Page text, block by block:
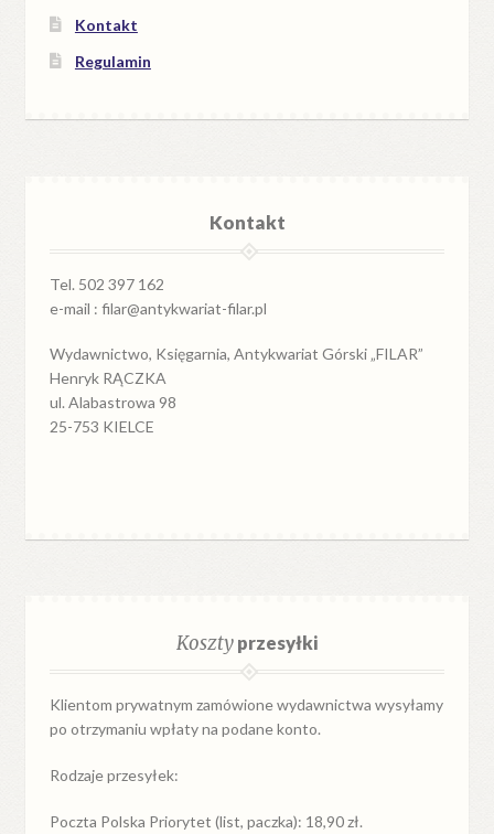
Kontakt
Regulamin
Kontakt
Tel. 502 397 162
e-mail : filar@antykwariat-filar.pl
Wydawnictwo, Księgarnia, Antykwariat Górski „FILAR”
Henryk RĄCZKA
ul. Alabastrowa 98
25-753 KIELCE
Kosztyprzesyłki
Klientom prywatnym zamówione wydawnictwa wysyłamy
po otrzymaniu wpłaty na podane konto.
Rodzaje przesyłek:
Poczta Polska Priorytet (list, paczka): 18,90 zł.